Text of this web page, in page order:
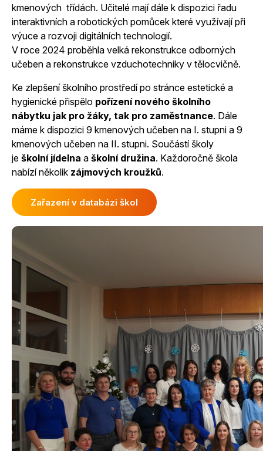
kmenových třídách. Učitelé mají dále k dispozici řadu
interaktivních a robotických pomůcek které využívají při
výuce a rozvoji digitálních technologií.
V roce 2024 proběhla velká rekonstrukce odborných
učeben a rekonstrukce vzduchotechniky v tělocvičně.
Ke zlepšení školního prostředí po stránce estetické a
hygienické přispělo pořízení nového školního
nábytku jak pro žáky, tak pro zaměstnance. Dále
máme k dispozici 9 kmenových učeben na I. stupni a 9
kmenových učeben na II. stupni. Součástí školy
je školní jídelna a školní družina. Každoročně škola
nabízí několik zájmových kroužků.
Zařazení v databázi škol